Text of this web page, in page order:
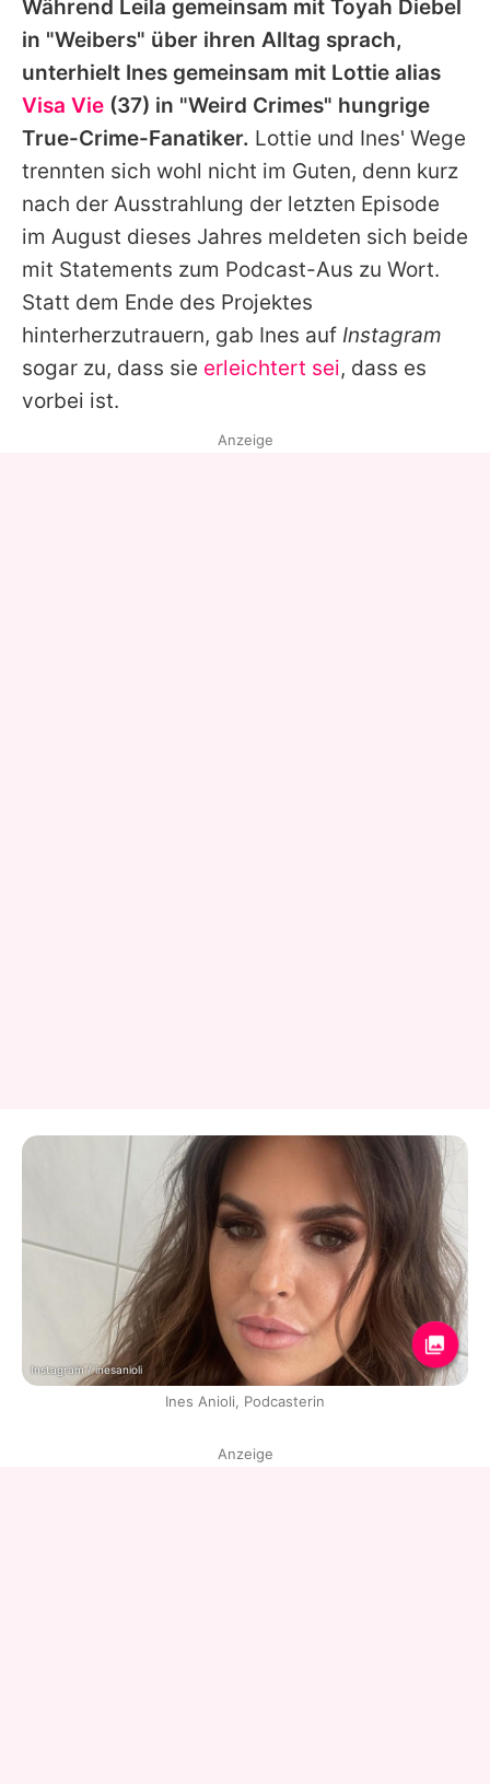
Während Leila gemeinsam mit Toyah Diebel
in "Weibers" über ihren Alltag sprach,
unterhielt Ines gemeinsam mit Lottie alias
Visa Vie (37) in "Weird Crimes" hungrige
True-Crime-Fanatiker. Lottie und Ines' Wege
trennten sich wohl nicht im Guten, denn kurz
nach der Ausstrahlung der letzten Episode
im August dieses Jahres meldeten sich beide
mit Statements zum Podcast-Aus zu Wort.
Statt dem Ende des Projektes
hinterherzutrauern, gab Ines auf Instagram
sogar zu, dass sie erleichtert sei, dass es
vorbei ist.
Anzeige
Instagram / inesanioli
Ines Anioli, Podcasterin
Anzeige